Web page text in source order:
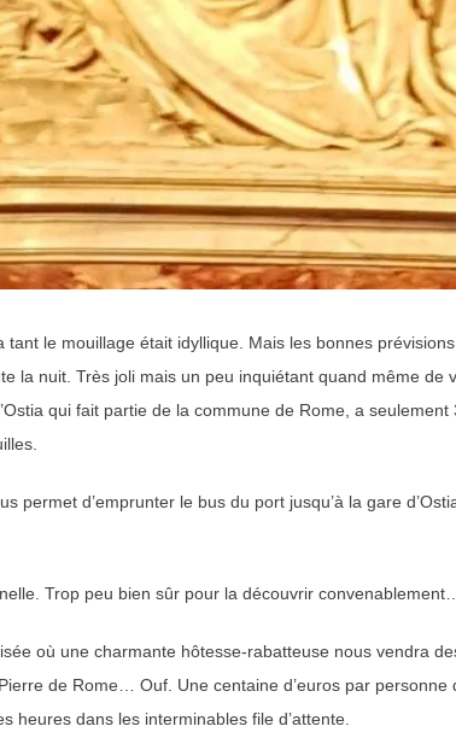
tant le mouillage était idyllique. Mais les bonnes
la nuit. Très joli mais un peu inquiétant quand même de
qui fait partie de la commune de Rome, a
permet d’emprunter le bus du port jusqu’à la gare
Trop peu bien sûr pour la découvrir
où une charmante hôtesse-rabatteuse nous vendra
de Rome… Ouf. Une centaine d’euros par
heures dans les interminables file d’attente.